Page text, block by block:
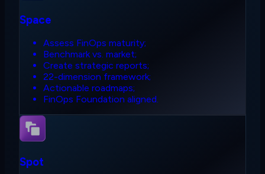
Space
Assess FinOps maturity;
Benchmark vs. market;
Create strategic reports;
22-dimension framework;
Actionable roadmaps;
FinOps Foundation aligned.
Spot